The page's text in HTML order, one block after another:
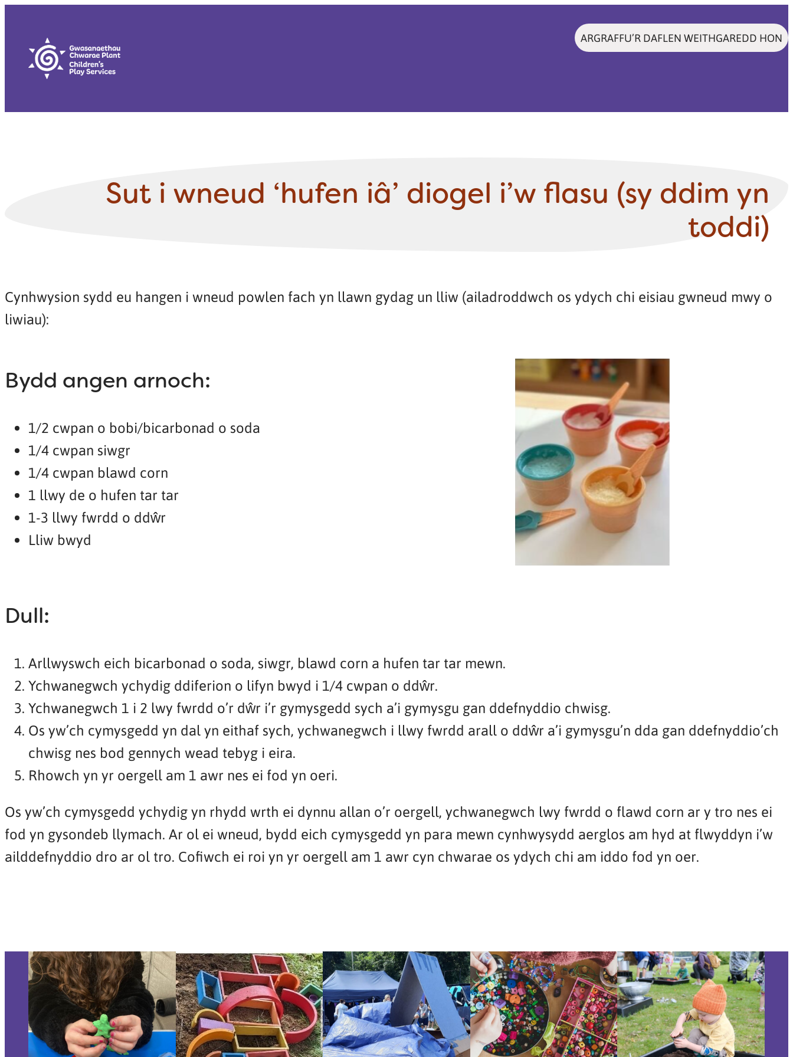
ARGRAFFU’R DAFLEN WEITHGAREDD HON
Sut i wneud ‘hufen iâ’ diogel i’w flasu (sy ddim yn
toddi)
Cynhwysion sydd eu hangen i wneud powlen fach yn llawn gydag un lliw (ailadroddwch os ydych chi eisiau gwneud mwy o
liwiau):
Bydd angen arnoch:
1/2 cwpan o bobi/bicarbonad o soda
1/4 cwpan siwgr
1/4 cwpan blawd corn
1 llwy de o hufen tar tar
1-3 llwy fwrdd o ddŵr
Lliw bwyd
Dull:
Arllwyswch eich bicarbonad o soda, siwgr, blawd corn a hufen tar tar mewn.
Ychwanegwch ychydig ddiferion o lifyn bwyd i 1/4 cwpan o ddŵr.
Ychwanegwch 1 i 2 lwy fwrdd o’r dŵr i’r gymysgedd sych a’i gymysgu gan ddefnyddio chwisg.
Os yw’ch cymysgedd yn dal yn eithaf sych, ychwanegwch i llwy fwrdd arall o ddŵr a’i gymysgu’n dda gan ddefnyddio’ch
chwisg nes bod gennych wead tebyg i eira.
Rhowch yn yr oergell am 1 awr nes ei fod yn oeri.
Os yw’ch cymysgedd ychydig yn rhydd wrth ei dynnu allan o’r oergell, ychwanegwch lwy fwrdd o flawd corn ar y tro nes ei
fod yn gysondeb llymach. Ar ol ei wneud, bydd eich cymysgedd yn para mewn cynhwysydd aerglos am hyd at flwyddyn i’w
ailddefnyddio dro ar ol tro. Cofiwch ei roi yn yr oergell am 1 awr cyn chwarae os ydych chi am iddo fod yn oer.